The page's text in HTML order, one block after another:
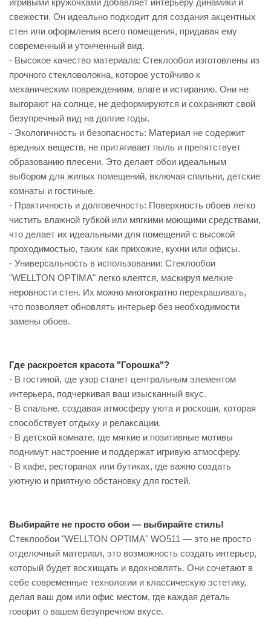
игривыми кружочками добавляет интерьеру динамики и
свежести. Он идеально подходит для создания акцентных
стен или оформления всего помещения, придавая ему
современный и утонченный вид.
- Высокое качество материала: Стеклообои изготовлены из
прочного стекловолокна, которое устойчиво к
механическим повреждениям, влаге и истиранию. Они не
выгорают на солнце, не деформируются и сохраняют свой
безупречный вид на долгие годы.
- Экологичность и безопасность: Материал не содержит
вредных веществ, не притягивает пыль и препятствует
образованию плесени. Это делает обои идеальным
выбором для жилых помещений, включая спальни, детские
комнаты и гостиные.
- Практичность и долговечность: Поверхность обоев легко
чистить влажной губкой или мягкими моющими средствами,
что делает их идеальными для помещений с высокой
проходимостью, таких как прихожие, кухни или офисы.
- Универсальность в использовании: Стеклообои
"WELLTON OPTIMA" легко клеятся, маскируя мелкие
неровности стен. Их можно многократно перекрашивать,
что позволяет обновлять интерьер без необходимости
замены обоев.
Где раскроется красота "Горошка"?
- В гостиной, где узор станет центральным элементом
интерьера, подчеркивая ваш изысканный вкус.
- В спальне, создавая атмосферу уюта и роскоши, которая
способствует отдыху и релаксации.
- В детской комнате, где мягкие и позитивные мотивы
поднимут настроение и поддержат игривую атмосферу.
- В кафе, ресторанах или бутиках, где важно создать
уютную и приятную обстановку для гостей.
Выбирайте не просто обои — выбирайте стиль!
Стеклообои "WELLTON OPTIMA" WO511 — это не просто
отделочный материал, это возможность создать интерьер,
который будет восхищать и вдохновлять. Они сочетают в
себе современные технологии и классическую эстетику,
делая ваш дом или офис местом, где каждая деталь
говорит о вашем безупречном вкусе.